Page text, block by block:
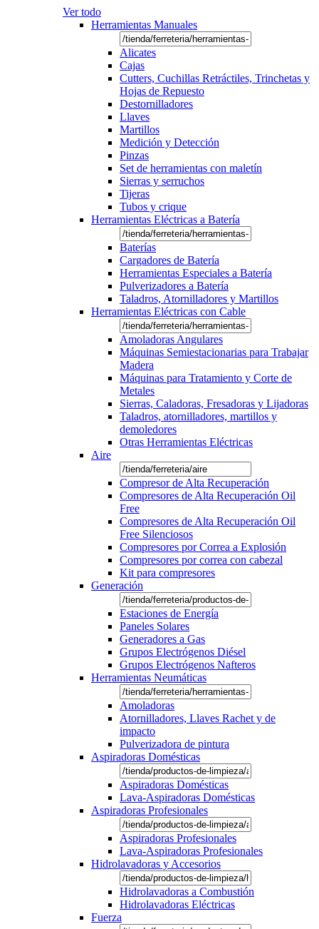
Ver todo
Herramientas Manuales
Alicates
Cajas
Cutters, Cuchillas Retráctiles, Trinchetas y
Hojas de Repuesto
Destornilladores
Llaves
Martillos
Medición y Detección
Pinzas
Set de herramientas con maletín
Sierras y serruchos
Tijeras
Tubos y crique
Herramientas Eléctricas a Batería
Baterías
Cargadores de Batería
Herramientas Especiales a Batería
Pulverizadores a Batería
Taladros, Atornilladores y Martillos
Herramientas Eléctricas con Cable
Amoladoras Angulares
Máquinas Semiestacionarias para Trabajar
Madera
Máquinas para Tratamiento y Corte de
Metales
Sierras, Caladoras, Fresadoras y Lijadoras
Taladros, atornilladores, martillos y
demoledores
Otras Herramientas Eléctricas
Aire
Compresor de Alta Recuperación
Compresores de Alta Recuperación Oil
Free
Compresores de Alta Recuperación Oil
Free Silenciosos
Compresores por Correa a Explosión
Compresores por correa con cabezal
Kit para compresores
Generación
Estaciones de Energía
Paneles Solares
Generadores a Gas
Grupos Electrógenos Diésel
Grupos Electrógenos Nafteros
Herramientas Neumáticas
Amoladoras
Atornilladores, Llaves Rachet y de
impacto
Pulverizadora de pintura
Aspiradoras Domésticas
Aspiradoras Domésticas
Lava-Aspiradoras Domésticas
Aspiradoras Profesionales
Aspiradoras Profesionales
Lava-Aspiradoras Profesionales
Hidrolavadoras y Accesorios
Hidrolavadoras a Combustión
Hidrolavadoras Eléctricas
Fuerza